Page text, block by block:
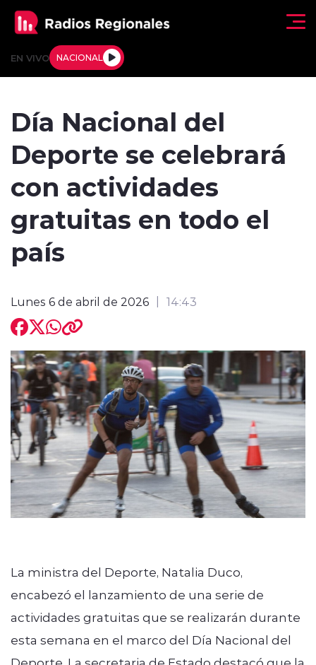
EN VIVO NACIONAL
Tendencias
Deportes
Internacional
Entrevistas
modo claro
Día Nacional del
Deporte se celebrará
con actividades
gratuitas en todo el
país
Lunes 6 de abril de 2026 14:43
La ministra del Deporte, Natalia Duco,
encabezó el lanzamiento de una serie de
actividades gratuitas que se realizarán durante
esta semana en el marco del Día Nacional del
Deporte. La secretaria de Estado destacó que la